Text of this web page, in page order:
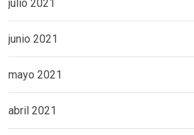
julio 2021
junio 2021
mayo 2021
abril 2021